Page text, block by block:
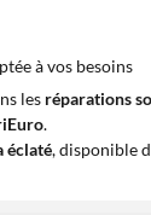
à vos besoins
les réparations
.
éclaté, disponible